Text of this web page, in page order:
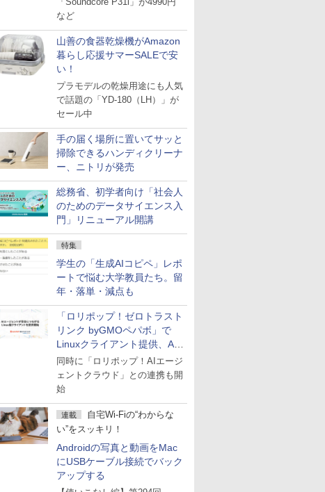
など
山善の食器乾燥機がAmazon
暮らし応援サマーSALEで安
い！
プラモデルの乾燥用途にも人気
で話題の「YD-180（LH）」が
セール中
手の届く場所に置いてサッと
掃除できるハンディクリーナ
ー、ニトリが発売
総務省、初学者向け「社会人
のためのデータサイエンス入
門」リニューアル開講
特集
学生の「生成AIコピペ」レポ
ートで悩む大学教員たち。留
年・落単・減点も
「ロリポップ！ゼロトラスト
リンク byGMOペパボ」で
Linuxクライアント提供、AI
エージェントの接続が容易に
同時に「ロリポップ！AIエージ
ェントクラウド」との連携も開
始
連載
自宅Wi-Fiの“わからな
い”をスッキリ！
Androidの写真と動画をMac
にUSBケーブル接続でバック
アップする